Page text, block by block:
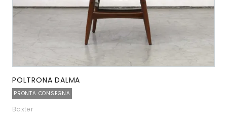
POLTRONA DALMA
PRONTA CONSEGNA
Baxter